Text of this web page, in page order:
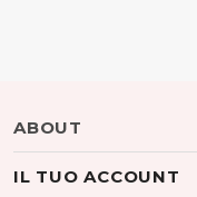
ABOUT
IL TUO ACCOUNT